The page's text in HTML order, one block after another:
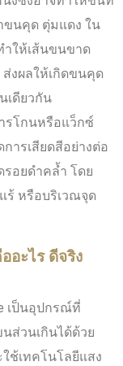
ขนคุด ตุ่มแดง ใน
ให้เส้นขนขาด
งผลให้เกิดขนคุด
เดียวกัน
รโกนหรือแว็กซ์
ารเสียดสีอย่างต่อ
รอยดำคล้ำ โดย
ร้ หรือบริเวณจุด
อะไร ดีจริง
เป็นอุปกรณ์ที่
ส่วนเกินได้ด้วย
ช้เทคโนโลยีแสง